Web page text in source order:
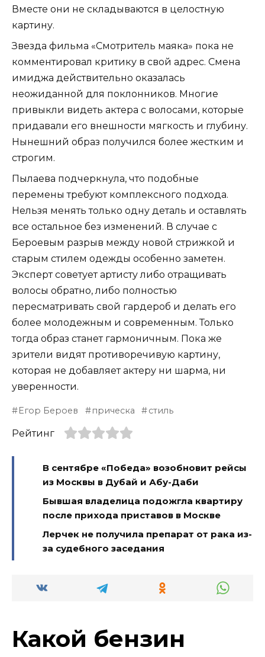
Вместе они не складываются в целостную
картину.
Звезда фильма «Смотритель маяка» пока не
комментировал критику в свой адрес. Смена
имиджа действительно оказалась
неожиданной для поклонников. Многие
привыкли видеть актера с волосами, которые
придавали его внешности мягкость и глубину.
Нынешний образ получился более жестким и
строгим.
Пылаева подчеркнула, что подобные
перемены требуют комплексного подхода.
Нельзя менять только одну деталь и оставлять
все остальное без изменений. В случае с
Бероевым разрыв между новой стрижкой и
старым стилем одежды особенно заметен.
Эксперт советует артисту либо отращивать
волосы обратно, либо полностью
пересматривать свой гардероб и делать его
более молодежным и современным. Только
тогда образ станет гармоничным. Пока же
зрители видят противоречивую картину,
которая не добавляет актеру ни шарма, ни
уверенности.
Егор Бероев прическа стиль
Рейтинг
В сентябре «Победа» возобновит рейсы
из Москвы в Дубай и Абу-Даби
Бывшая владелица подожгла квартиру
после прихода приставов в Москве
Лерчек не получила препарат от рака из-
за судебного заседания
Какой бензин